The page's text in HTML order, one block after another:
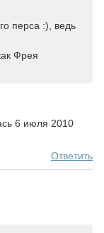
перса :), ведь
Фрея
6 июля 2010
Ответить